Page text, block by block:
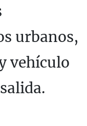
urbanos,
vehículo